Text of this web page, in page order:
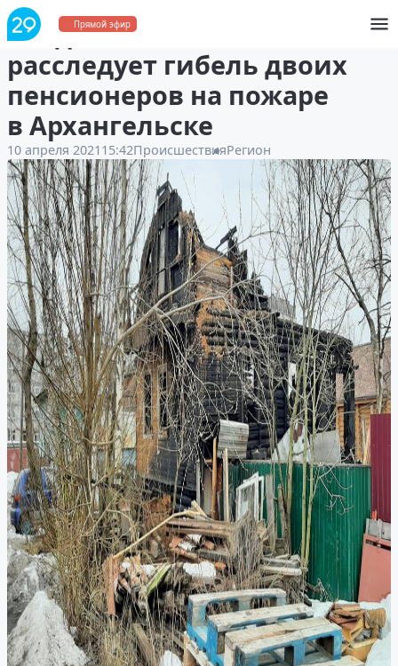
Прямой эфир
Следственный комитет
расследует гибель двоих
пенсионеров на пожаре
в Архангельске
10 апреля 2021 15:42ПроисшествияРегион